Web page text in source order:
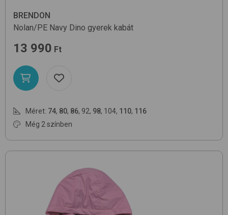
BRENDON
Nolan/PE Navy Dino gyerek kabát
13 990 Ft
Méret: 74, 80, 86, 92, 98, 104, 110, 116
Még 2 színben